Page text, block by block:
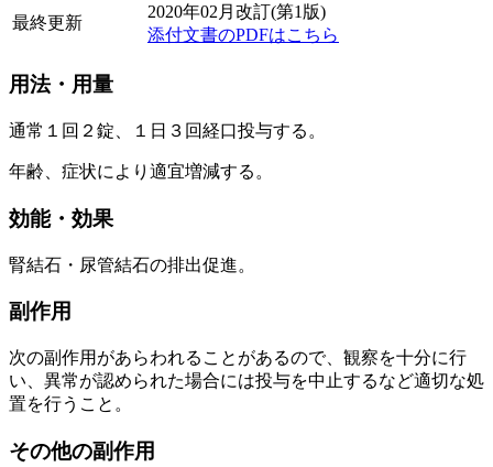
最終更新
2020年02月改訂(第1版)
添付文書のPDFはこちら
用法・用量
通常１回２錠、１日３回経口投与する。
年齢、症状により適宜増減する。
効能・効果
腎結石・尿管結石の排出促進。
副作用
次の副作用があらわれることがあるので、観察を十分に行
い、異常が認められた場合には投与を中止するなど適切な処
置を行うこと。
その他の副作用